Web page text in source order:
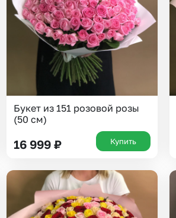
Букет из 151 розовой розы
(50 см)
16 999 ₽ Купить